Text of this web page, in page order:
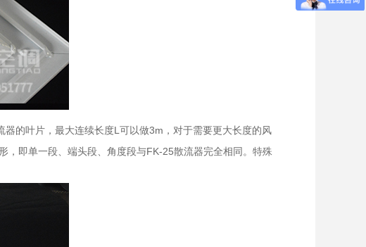
的叶片，最大连续长度L可以做3m，对于需要更大长度的风
，即单一段、端头段、角度段与FK-25散流器完全相同。特殊